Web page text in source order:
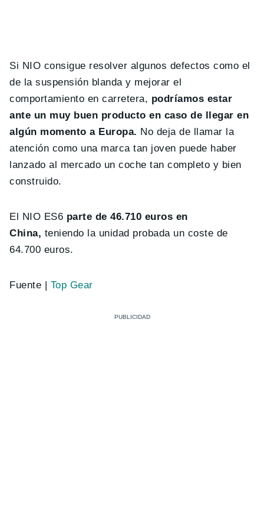
Si NIO consigue resolver algunos defectos como el
de la suspensión blanda y mejorar el
comportamiento en carretera, podríamos estar
ante un muy buen producto en caso de llegar en
algún momento a Europa. No deja de llamar la
atención como una marca tan joven puede haber
lanzado al mercado un coche tan completo y bien
construido.
El NIO ES6 parte de 46.710 euros en
China, teniendo la unidad probada un coste de
64.700 euros.
Fuente | Top Gear